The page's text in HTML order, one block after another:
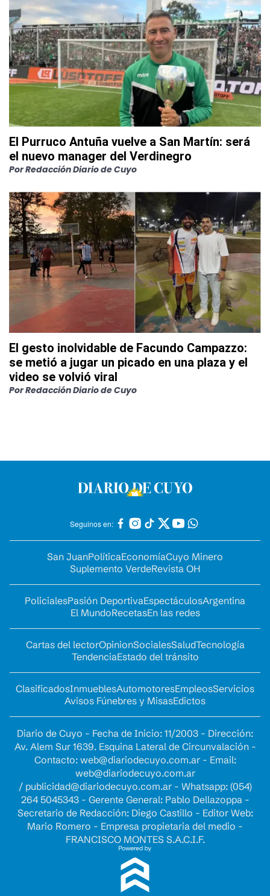
El Purruco Antuña vuelve a San Martín: será
el nuevo manager del Verdinegro
PorRedacción Diario de Cuyo
El gesto inolvidable de Facundo Campazzo:
se metió a jugar un picado en una plaza y el
video se volvió viral
PorRedacción Diario de Cuyo
Seguinos en:
San JuanPolíticaEconomíaCuyo Minero
Suplemento VerdeRevista OH
PolicialesPasión DeportivaEspectáculosArgentina
El MundoRecetasEn las redes
Cartas del lectorOpinionSocialesSaludTecnología
TendenciaEstado del tránsito
ClasificadosInmueblesAutomotoresEmpleosServicios
Avisos Fúnebres y MisasEdictos
Diario de Cuyo - Fecha de Inicio: 11/2003 - Dirección:
Av. Alem Sur 1639. Esquina Lateral de Circunvalación -
Contacto: web@diariodecuyo.com.ar- Email:
web@diariodecuyo.com.ar
/ publicidad@diariodecuyo.com.ar- Whatsapp: (054)
264 5045343 - Gerente General: Pablo Dellazoppa -
Secretario de Redacción: Diego Castillo - Editor Web:
Mario Romero - Empresa propietaria del medio -
FRANCISCO MONTES S.A.C.I.F.